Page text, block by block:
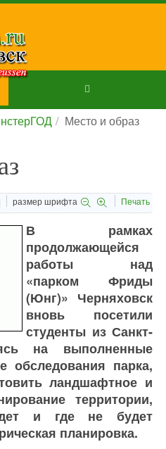
Место и образ
размер шрифта Печать
В рамках
продолжающейся
работы над
«парком Фриды
(Юнг)» Черняховск
вновь посетили
студенты из Санкт-
на выполненные
обследования парка,
ландшафтное и
территории,
и где не будет
планировка.